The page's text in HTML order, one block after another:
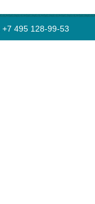
+7 495 128-99-53